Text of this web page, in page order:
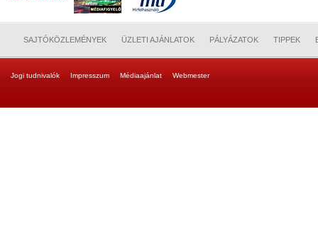
SAJTÓKÖZLEMÉNYEK ÜZLETI AJÁNLATOK PÁLYÁZATOK TIPPEK
Jogi tudnivalók Impresszum Médiaajánlat Webmester